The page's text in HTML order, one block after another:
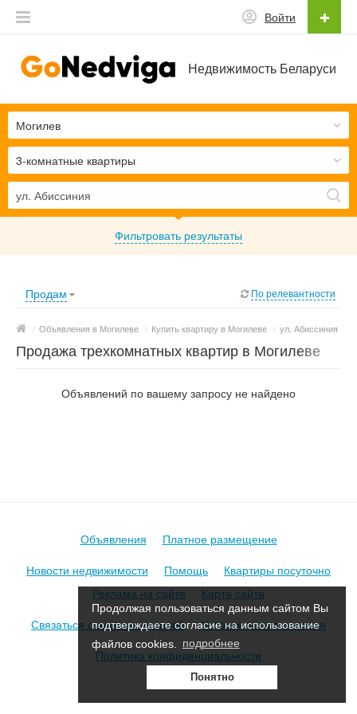
Продолжая пользоваться данным сайтом Вы
подтверждаете согласие на использование
файлов cookies.
подробнее
Понятно
Недвижимость Беларуси
Войти
3-комнатные квартиры
Могилев
Фильтровать результаты
Продам По релевантности
/ Объявления в Могилеве / Купить квартиру в Могилеве / ул. Абиссиния
Продажа трехкомнатных квартир в Могилеве
Объявлений по вашему запросу не найдено
Объявления
Платное размещение
Новости недвижимости
Помощь
Квартиры посуточно
Реклама на сайте
Карта сайта
Связаться с администрацией
Условия использования
Политика конфиденциальности